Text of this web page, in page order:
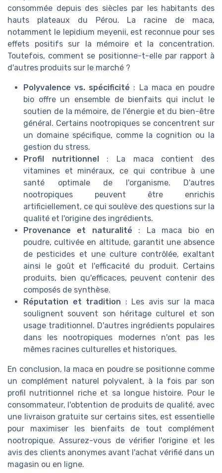
consommée depuis des siècles par les habitants des
hauts plateaux du Pérou. La racine de maca,
notamment le lepidium meyenii, est reconnue pour ses
effets positifs sur la mémoire et la concentration.
Toutefois, comment se positionne-t-elle par rapport à
d'autres produits sur le marché ?
Polyvalence vs. spécificité : La maca en poudre
bio offre un ensemble de bienfaits qui inclut le
soutien de la mémoire, de l'énergie et du bien-être
général. Certains nootropiques se concentrent sur
un domaine spécifique, comme la cognition ou la
gestion du stress.
Profil nutritionnel
: La maca contient des
vitamines et minéraux, ce qui contribue à une
santé optimale de l'organisme. D'autres
nootropiques peuvent être enrichis
artificiellement, ce qui soulève des questions sur la
qualité et l'origine des ingrédients.
Provenance et naturalité : La maca bio en
poudre, cultivée en altitude, garantit une absence
de pesticides et une culture contrôlée, exaltant
ainsi le goût et l'efficacité du produit. Certains
produits, bien qu'efficaces, peuvent contenir des
composés de synthèse.
Réputation et tradition : Les avis sur la maca
soulignent souvent son héritage culturel et son
usage traditionnel. D'autres ingrédients populaires
dans les nootropiques modernes n'ont pas les
mêmes racines culturelles et historiques.
En conclusion, la maca en poudre se positionne comme
un complément naturel polyvalent, à la fois par son
profil nutritionnel riche et sa longue histoire. Pour le
consommateur, l'obtention de produits de qualité, avec
une livraison gratuite sur certains sites, est essentielle
pour maximiser les bienfaits de tout complément
nootropique. Assurez-vous de vérifier l'origine et les
avis des clients anonymes avant l'achat vérifié dans un
magasin ou en ligne.